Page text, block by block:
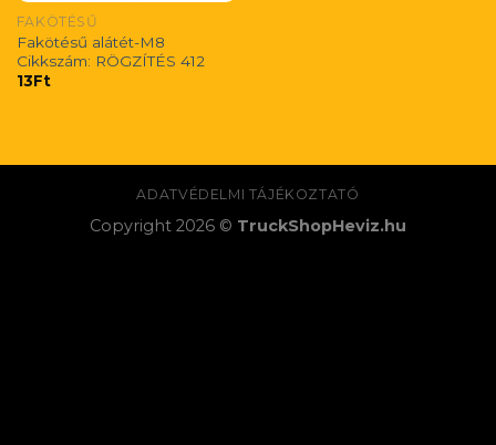
FAKÖTÉSŰ
Fakötésű alátét-M8
Cikkszám: RÖGZÍTÉS 412
13Ft
ADATVÉDELMI TÁJÉKOZTATÓ
Copyright 2026 © TruckShopHeviz.hu